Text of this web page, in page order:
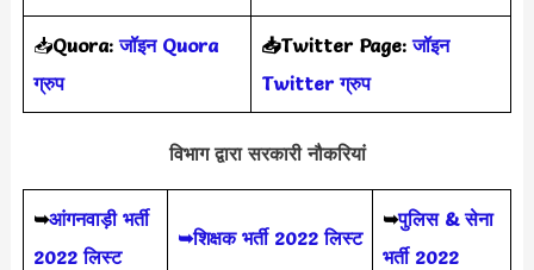
📥Quora:जॉइन Quora
ग्रुप
📥Twitter Page:जॉइन
Twitter ग्रुप
विभाग द्वारा सरकारी नौकरियां
➥आंगनवाड़ी भर्ती
2022 लिस्ट
➥शिक्षक भर्ती 2022 लिस्ट
➥पुलिस & सेना
भर्ती 2022